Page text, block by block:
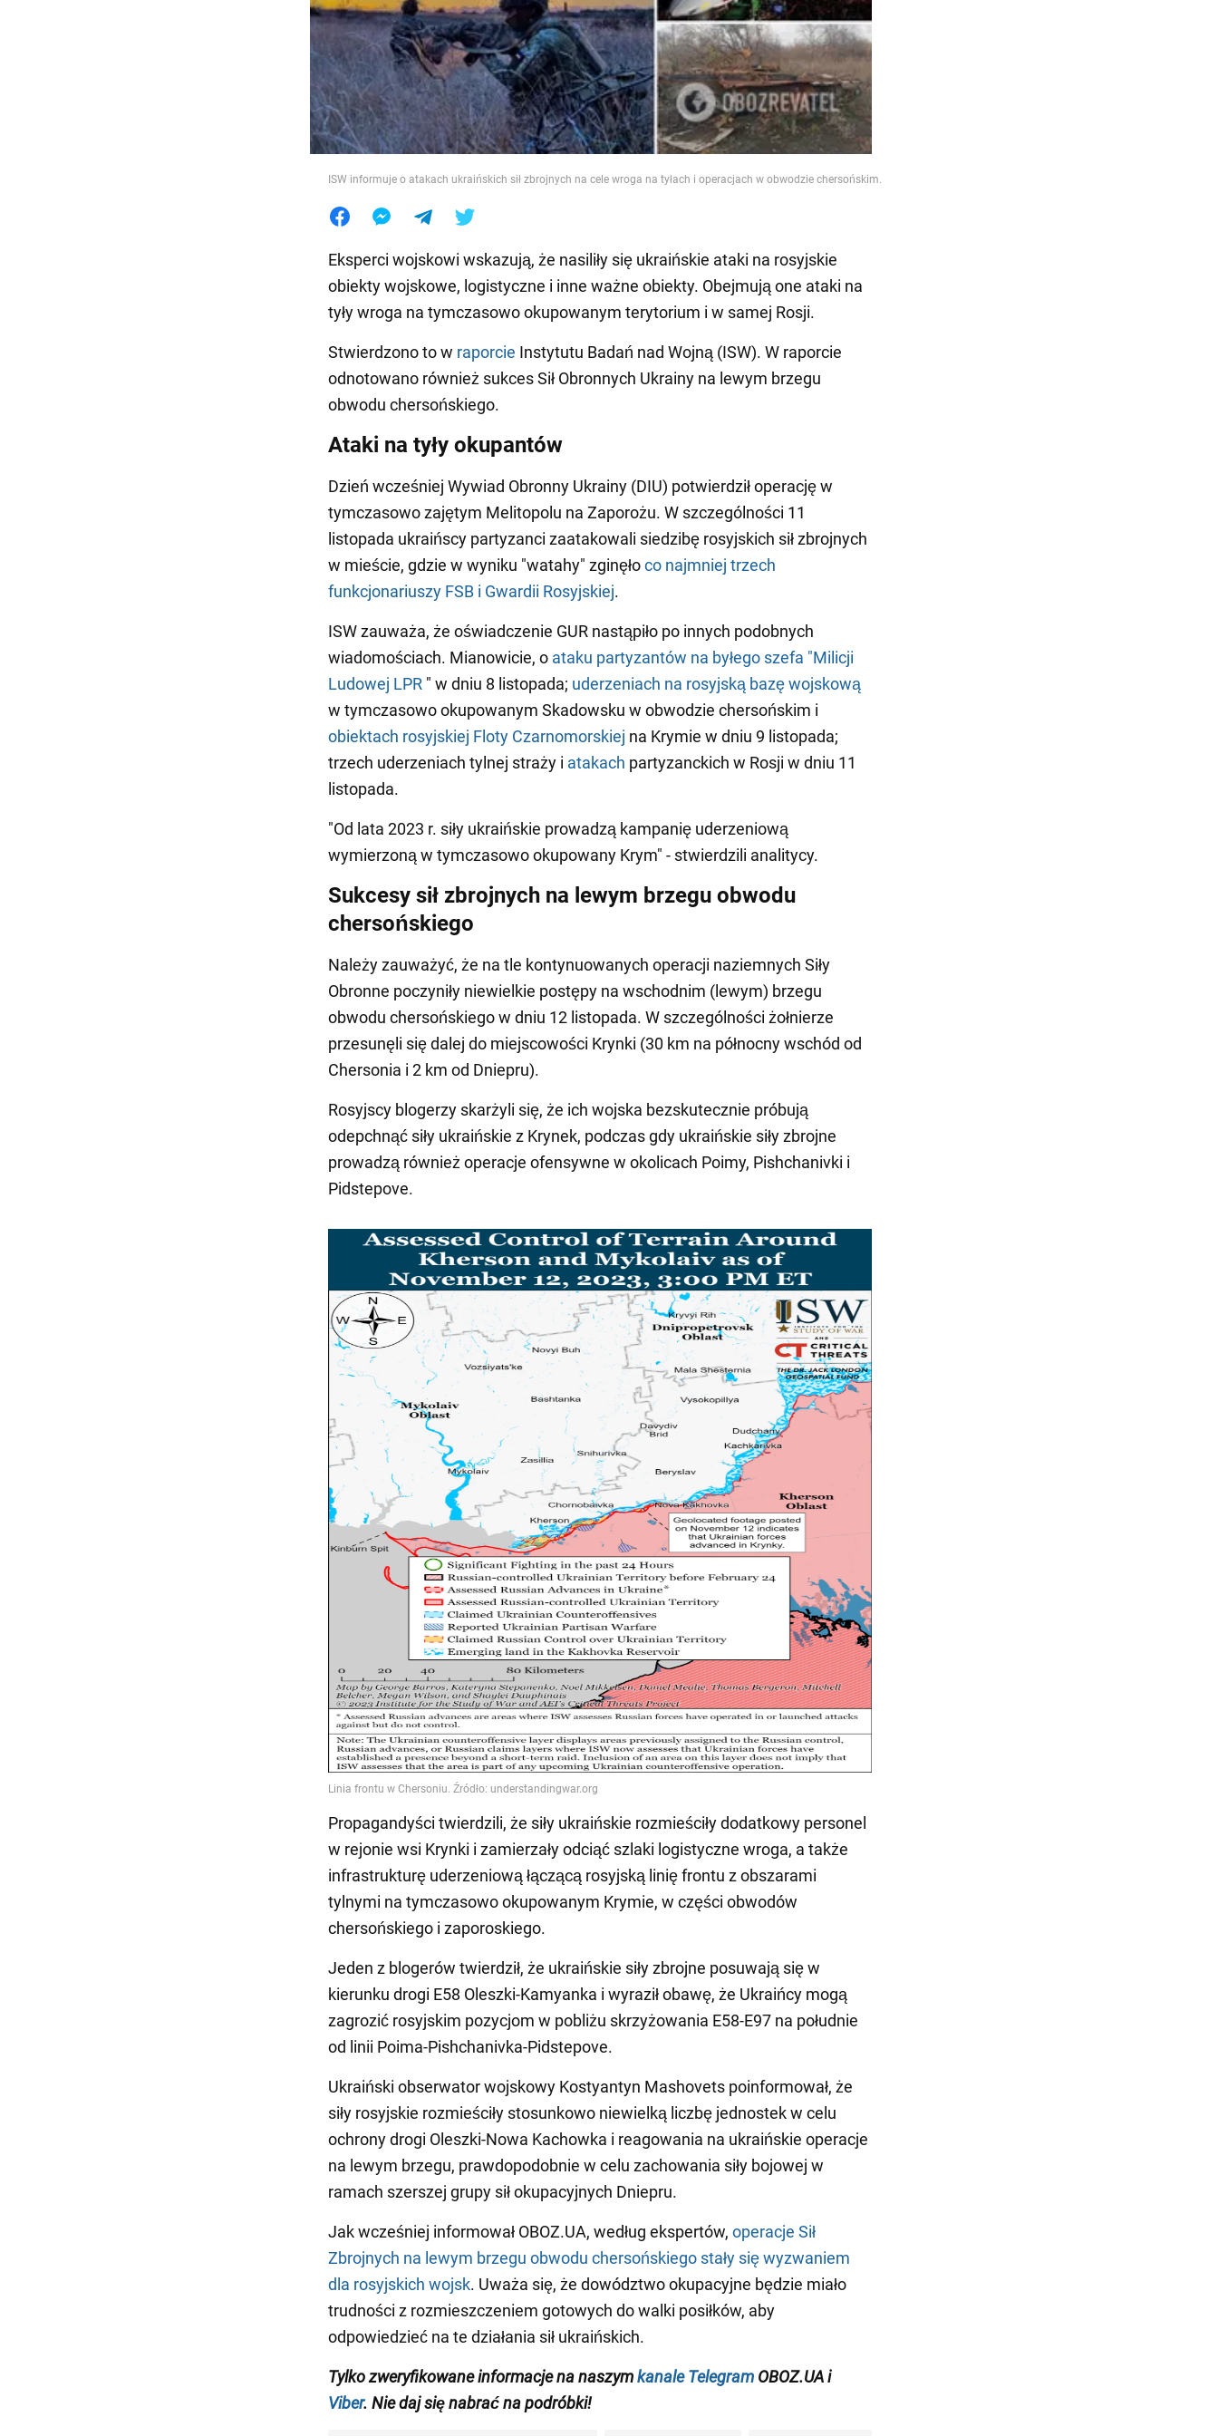
Jedzenie
ISW informuje o atakach ukraińskich sił zbrojnych na cele wroga na tyłach i operacjach w obwodzie chersońskim.
Eksperci wojskowi wskazują, że nasiliły się ukraińskie ataki na rosyjskie
obiekty wojskowe, logistyczne i inne ważne obiekty. Obejmują one ataki na
tyły wroga na tymczasowo okupowanym terytorium i w samej Rosji.
Stwierdzono to w raporcie Instytutu Badań nad Wojną (ISW). W raporcie
odnotowano również sukces Sił Obronnych Ukrainy na lewym brzegu
obwodu chersońskiego.
Ataki na tyły okupantów
Dzień wcześniej Wywiad Obronny Ukrainy (DIU) potwierdził operację w
tymczasowo zajętym Melitopolu na Zaporożu. W szczególności 11
listopada ukraińscy partyzanci zaatakowali siedzibę rosyjskich sił zbrojnych
w mieście, gdzie w wyniku "watahy" zginęłoco najmniej trzech
funkcjonariuszy FSB i Gwardii Rosyjskiej.
ISW zauważa, że oświadczenie GUR nastąpiło po innych podobnych
wiadomościach. Mianowicie, o ataku partyzantów na byłego szefa "Milicji
Ludowej LPR " w dniu 8 listopada; uderzeniach na rosyjską bazę wojskową
w tymczasowo okupowanym Skadowsku w obwodzie chersońskim i
obiektach rosyjskiej Floty Czarnomorskiej na Krymie w dniu 9 listopada;
trzech uderzeniach tylnej straży i atakach partyzanckich w Rosji w dniu 11
listopada.
"Od lata 2023 r. siły ukraińskie prowadzą kampanię uderzeniową
wymierzoną w tymczasowo okupowany Krym" - stwierdzili analitycy.
Sukcesy sił zbrojnych na lewym brzegu obwodu
chersońskiego
Należy zauważyć, że na tle kontynuowanych operacji naziemnych Siły
Obronne poczyniły niewielkie postępy na wschodnim (lewym) brzegu
obwodu chersońskiego w dniu 12 listopada. W szczególności żołnierze
przesunęli się dalej do miejscowości Krynki (30 km na północny wschód od
Chersonia i 2 km od Dniepru).
Rosyjscy blogerzy skarżyli się, że ich wojska bezskutecznie próbują
odepchnąć siły ukraińskie z Krynek, podczas gdy ukraińskie siły zbrojne
prowadzą również operacje ofensywne w okolicach Poimy, Pishchanivki i
Pidstepove.
Propagandyści twierdzili, że siły ukraińskie rozmieściły dodatkowy personel
w rejonie wsi Krynki i zamierzały odciąć szlaki logistyczne wroga, a także
infrastrukturę uderzeniową łączącą rosyjską linię frontu z obszarami
tylnymi na tymczasowo okupowanym Krymie, w części obwodów
chersońskiego i zaporoskiego.
Jeden z blogerów twierdził, że ukraińskie siły zbrojne posuwają się w
kierunku drogi E58 Oleszki-Kamyanka i wyraził obawę, że Ukraińcy mogą
zagrozić rosyjskim pozycjom w pobliżu skrzyżowania E58-E97 na południe
od linii Poima-Pishchanivka-Pidstepove.
Ukraiński obserwator wojskowy Kostyantyn Mashovets poinformował, że
siły rosyjskie rozmieściły stosunkowo niewielką liczbę jednostek w celu
ochrony drogi Oleszki-Nowa Kachowka i reagowania na ukraińskie operacje
na lewym brzegu, prawdopodobnie w celu zachowania siły bojowej w
ramach szerszej grupy sił okupacyjnych Dniepru.
Jak wcześniej informował OBOZ.UA, według ekspertów, operacje Sił
Zbrojnych na lewym brzegu obwodu chersońskiego stały się wyzwaniem
dla rosyjskich wojsk. Uważa się, że dowództwo okupacyjne będzie miało
trudności z rozmieszczeniem gotowych do walki posiłków, aby
odpowiedzieć na te działania sił ukraińskich.
Tylko zweryfikowane informacje na naszymkanale Telegram OBOZ.UA i
Viber. Nie daj się nabrać na podróbki!